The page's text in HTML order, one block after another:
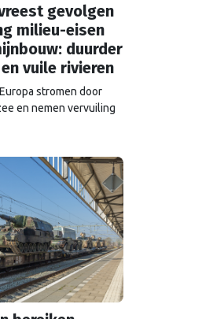
gevolgen
milieu-eisen
duurder
vuile rivieren
stromen door
en nemen vervuiling
die dat